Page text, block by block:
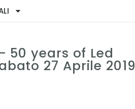
50 years of Led
27 Aprile 2019